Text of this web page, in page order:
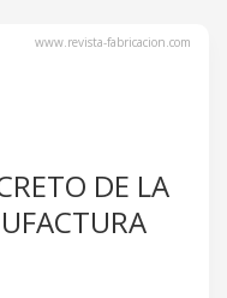
www.revista-fabricacion.com
DE LA